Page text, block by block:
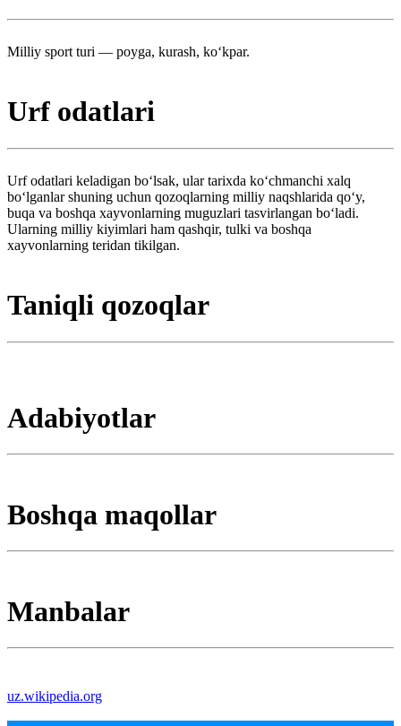
Milliy sport turi — poyga, kurash, koʻkpar.
Urf odatlari
Urf odatlari keladigan boʻlsak, ular tarixda koʻchmanchi xalq
boʻlganlar shuning uchun qozoqlarning milliy naqshlarida qoʻy,
buqa va boshqa xayvonlarning muguzlari tasvirlangan boʻladi.
Ularning milliy kiyimlari ham qashqir, tulki va boshqa
xayvonlarning teridan tikilgan.
Taniqli qozoqlar
Adabiyotlar
Boshqa maqollar
Manbalar
uz.wikipedia.org